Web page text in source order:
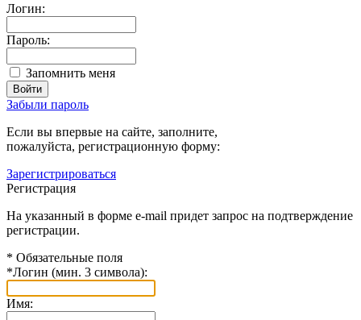
Логин:
Пароль:
Запомнить меня
Забыли пароль
Если вы впервые на сайте, заполните,
пожалуйста, регистрационную форму:
Зарегистрироваться
Регистрация
На указанный в форме e-mail придет запрос на подтверждение
регистрации.
* Обязательные поля
*Логин (мин. 3 символа):
Имя: